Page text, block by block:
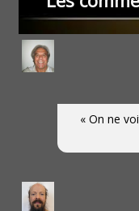
« On ne